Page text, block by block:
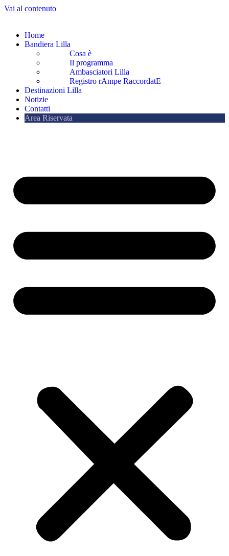
Vai al contenuto
Home
Bandiera Lilla
Cosa è
Il programma
Ambasciatori Lilla
Registro rAmpe RaccordatE
Destinazioni Lilla
Notizie
Contatti
Area Riservata